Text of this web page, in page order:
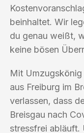
beinhaltet. Wir
du genau weißt,
keine bösen
Mit Umzugskönig
aus Freiburg im
verlassen, dass
Breisgau nach
stressfrei abläuft.